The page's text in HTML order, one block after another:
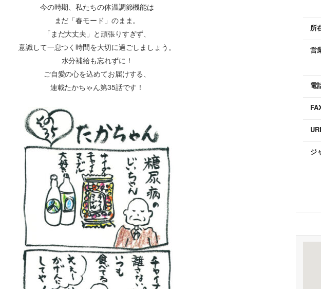
今の時期、私たちの体温調節機能は
まだ「春モード」のまま。
「まだ大丈夫」と頑張りすぎず、
意識して一息つく時間を大切に過ごしましょう。
水分補給も忘れずに！
ご自愛の心を込めてお届けする、
連載たかちゃん第35話です！
所
営
電
ジ